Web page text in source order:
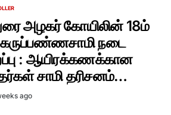
அழகர் கோயிலின் 18ம்
கருப்பண்ணசாமி நடை
: ஆயிரக்கணக்கான
சாமி தரிசனம்…
ago